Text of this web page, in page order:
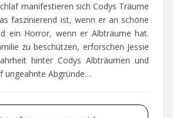
manifestieren sich Codys Träume
faszinierend ist, wenn er an schöne
ein Horror, wenn er Albträume hat.
zu beschützen, erforschen Jessie
hinter Codys Albträumen und
ungeahnte Abgründe…